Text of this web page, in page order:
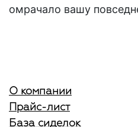
омрачало вашу
О компании
Прайс-лист
База сиделок